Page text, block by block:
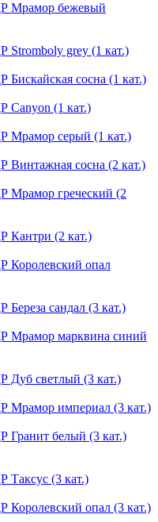
Мрамор бежевый
grey (1 кат.)
сосна (1 кат.)
(1 кат.)
серый (1 кат.)
сосна (2 кат.)
греческий (2
(2 кат.)
опал
сандал (3 кат.)
марквина синий
светлый (3 кат.)
империал (3 кат.)
белый (3 кат.)
(3 кат.)
опал (3 кат.)